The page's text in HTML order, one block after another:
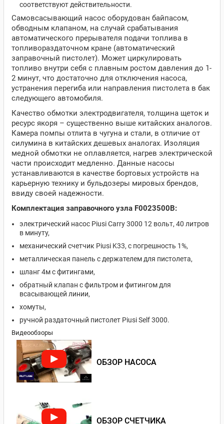
соответствуют действительности.
Самовсасывающий насос оборудован байпасом,
обводным клапаном, на случай срабатывания
автоматического прерывателя подачи топлива в
топливораздаточном кране (автоматический
заправочный пистолет). Может циркулировать
топливо внутри себя с плавным ростом давления до 1-
2 минут, что достаточно для отключения насоса,
устранения перегиба или направления пистолета в бак
следующего автомобиля.
Качество обмотки электродвигателя, толщина щеток и
ресурс якоря – существенно выше китайских аналогов.
Камера помпы отлита в чугуна и стали, в отличие от
силумина в китайских дешевых аналогах. Изоляция
медной обмотки не оплавляется, нагрев электрической
части происходит медленно. Данные насосы
устанавливаются в качестве бортовых устройств на
карьерную технику и бульдозеры мировых брендов,
ввиду своей надежности.
Комплектация заправочного узла F0023500B:
электрический насос Piusi Carry 3000 12 вольт, 40 литров
в минуту,
механический счетчик Piusi K33, с погрешность 1%,
металлическая панель с держателем для пистолета,
шланг 4м с фитингами,
обратный клапан с фильтром и фитингом для
всасывающей линии,
хомуты,
ручной раздаточный пистолет Piusi Self 3000.
Видеообзоры
ОБЗОР НАСОСА
ОБЗОР СЧЕТЧИКА